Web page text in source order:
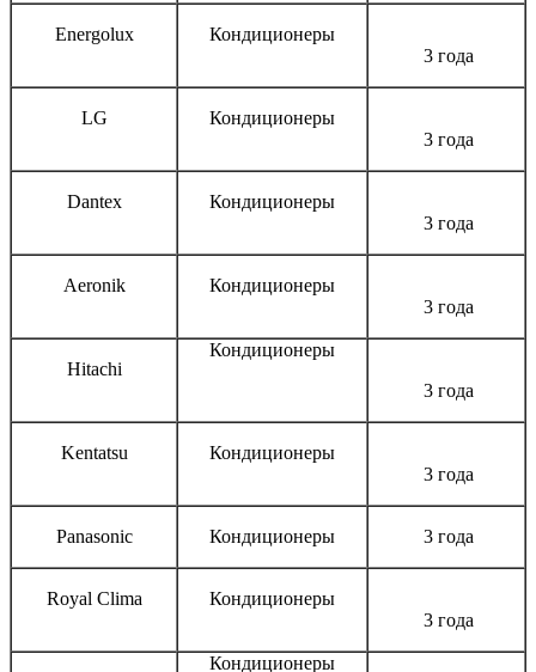
Energolux
Кондиционеры
3 года
LG
Кондиционеры
3 года
Dantex
Кондиционеры
3 года
Aeronik
Кондиционеры
3 года
Hitachi
Кондиционеры
3 года
Kentatsu
Кондиционеры
3 года
Panasonic Кондиционеры 3 года
Royal Clima
Кондиционеры
3 года
Кондиционеры